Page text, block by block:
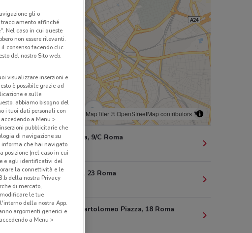
© MapTiler© OpenStreetMap contributors
Via Ravenna, 9/C Roma
285 m
Via Imperia, 23 Roma
Via Carlo Bartolomeo Piazza, 18 Roma
447 m
gli o
affinché
Nel caso in cui queste
non essere rilevanti.
consenso facendo clic
del nostro Sito web.
visualizzare inserzioni e
è possibile grazie ad
e sulle
abbiamo bisogno del
i tuoi dati personali con
a Menu >
pubblicitarie che
di navigazione su
informa che hai navigato
(nel caso in cui
e agli identificativi del
la connettività e le
della nostra Privacy
di mercato,
le tue
della nostra App.
argomenti generici e
a Menu >